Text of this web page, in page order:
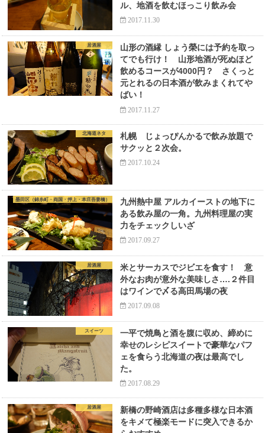
ル、地酒を飲むほっこり飲み会
2017.11.30
居酒屋
山形の酒縁 しょう榮には予約を取っ
てでも行け！ 山形地酒が死ぬほど
飲めるコースが4000円？ さくっと
元とれるの日本酒が飲みまくれてや
ばい！
2017.11.27
北海道ネタ
札幌 じょっぴんかるで飲み放題で
サクッと２次会。
2017.10.24
墨田区（錦糸町・両国・押上・本庄吾妻橋）
九州熱中屋 アルカイーストの地下に
ある飲み屋の一角。九州料理屋の実
力をチェックしいざ
2017.09.27
居酒屋
米とサーカスでジビエを食す！ 意
外なお肉が意外な美味しさ….２件目
はワインで〆る高田馬場の夜
2017.09.08
スイーツ
一平で焼鳥と酒を腹に収め、締めに
幸せのレシピスイートで豪華なパフ
ェを食らう北海道の夜は最高でし
た。
2017.08.29
居酒屋
新橋の野崎酒店は多種多様な日本酒
をキメて極楽モードに突入できるか